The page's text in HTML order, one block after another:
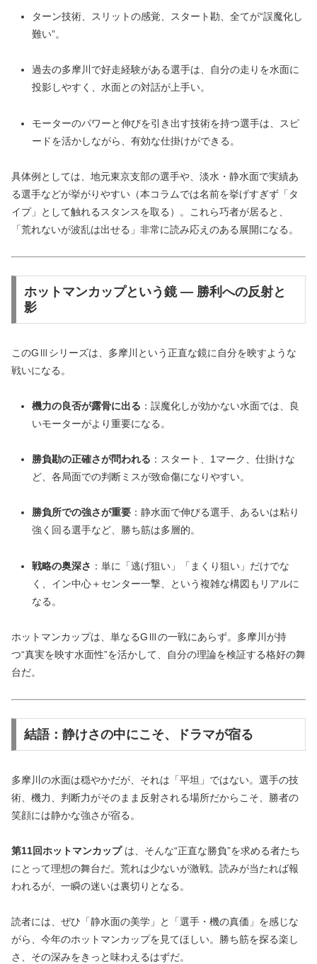
ターン技術、スリットの感覚、スタート勘、全てが“誤魔化し
難い”。
過去の多摩川で好走経験がある選手は、自分の走りを水面に
投影しやすく、水面との対話が上手い。
モーターのパワーと伸びを引き出す技術を持つ選手は、スピ
ードを活かしながら、有効な仕掛けができる。
具体例としては、地元東京支部の選手や、淡水・静水面で実績あ
る選手などが挙がりやすい（本コラムでは名前を挙げすぎず「タ
イプ」として触れるスタンスを取る）。これら巧者が居ると、
「荒れないが波乱は出せる」非常に読み応えのある展開になる。
ホットマンカップという鏡 — 勝利への反射と
影
このGⅢシリーズは、多摩川という正直な鏡に自分を映すような
戦いになる。
機力の良否が露骨に出る ：誤魔化しが効かない水面では、良
いモーターがより重要になる。
勝負勘の正確さが問われる ：スタート、1マーク、仕掛けな
ど、各局面での判断ミスが致命傷になりやすい。
勝負所での強さが重要：静水面で伸びる選手、あるいは粘り
強く回る選手など、勝ち筋は多層的。
戦略の奥深さ ：単に「逃げ狙い」「まくり狙い」だけでな
く、イン中心＋センター一撃、という複雑な構図もリアルに
なる。
ホットマンカップは、単なるGⅢの一戦にあらず。多摩川が持
つ“真実を映す水面性”を活かして、自分の理論を検証する格好の舞
台だ。
結語：静けさの中にこそ、ドラマが宿る
多摩川の水面は穏やかだが、それは「平坦」ではない。選手の技
術、機力、判断力がそのまま反射される場所だからこそ、勝者の
笑顔には静かな強さが宿る。
第11回ホットマンカップは、そんな“正直な勝負”を求める者たち
にとって理想の舞台だ。荒れは少ないが激戦。読みが当たれば報
われるが、一瞬の迷いは裏切りとなる。
読者には、ぜひ「静水面の美学」と「選手・機の真価」を感じな
がら、今年のホットマンカップを見てほしい。勝ち筋を探る楽し
さ、その深みをきっと味わえるはずだ。